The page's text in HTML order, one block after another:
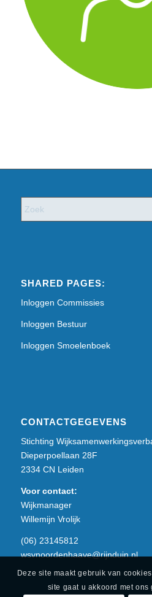
SHARED PAGES:
Inloggen Commissies
Inloggen Bestuur
Inloggen Smoelenboek
CONTACTGEGEVENS
Stichting
Dieperpoellaan 28F
2334 CN Leiden
Voor contact:
Wijkmanager
Willemijn Vrolijk
(06) 23145812
wsvnoordenhaave@rijnduin.nl
Deze site maakt gebruik van
site gaat u akkoord met